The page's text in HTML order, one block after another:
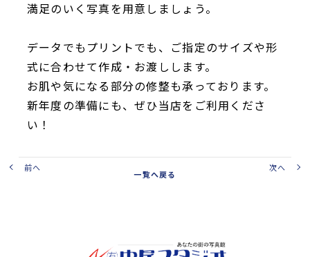
満足のいく写真を用意しましょう。
データでもプリントでも、ご指定のサイズや形
式に合わせて作成・お渡しします。
お肌や気になる部分の修整も承っております。
新年度の準備にも、ぜひ当店をご利用くださ
い！
前へ
一覧へ戻る
次へ